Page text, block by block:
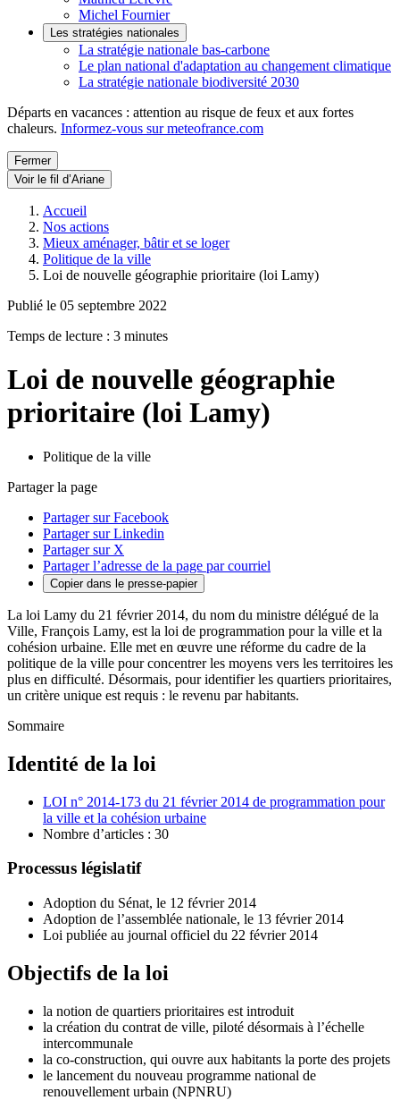
Michel Fournier
Les stratégies nationales
La stratégie nationale bas-carbone
Le plan national d'adaptation au changement climatique
La stratégie nationale biodiversité 2030
Départs en vacances : attention au risque de feux et aux fortes
chaleurs. Informez-vous sur meteofrance.com
Fermer
Voir le fil d’Ariane
Accueil
Nos actions
Mieux aménager, bâtir et se loger
Politique de la ville
Loi de nouvelle géographie prioritaire (loi Lamy)
Publié le 05 septembre 2022
Temps de lecture : 3 minutes
Loi de nouvelle géographie
prioritaire (loi Lamy)
Politique de la ville
Partager la page
Partager sur Facebook
Partager sur Linkedin
Partager sur X
Partager l’adresse de la page par courriel
Copier dans le presse-papier
La loi Lamy du 21 février 2014, du nom du ministre délégué de la
Ville, François Lamy, est la loi de programmation pour la ville et la
cohésion urbaine. Elle met en œuvre une réforme du cadre de la
politique de la ville pour concentrer les moyens vers les territoires les
plus en difficulté. Désormais, pour identifier les quartiers prioritaires,
un critère unique est requis : le revenu par habitants.
Sommaire
Identité de la loi
LOI n° 2014-173 du 21 février 2014 de programmation pour
la ville et la cohésion urbaine
Nombre d’articles : 30
Processus législatif
Adoption du Sénat, le 12 février 2014
Adoption de l’assemblée nationale, le 13 février 2014
Loi publiée au journal officiel du 22 février 2014
Objectifs de la loi
la notion de quartiers prioritaires est introduit
la création du contrat de ville, piloté désormais à l’échelle
intercommunale
la co-construction, qui ouvre aux habitants la porte des projets
le lancement du nouveau programme national de
renouvellement urbain (NPNRU)